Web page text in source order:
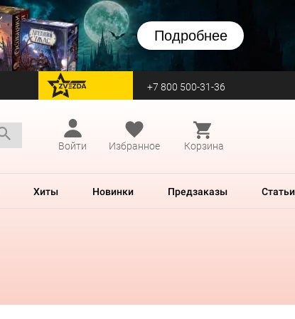
Подробнее
перейти на Zvezda +7 800 500-31-36
Войти
Избранное Корзина
Хиты Новинки Предзаказы Статьи